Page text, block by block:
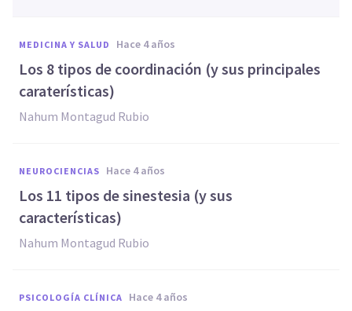
MEDICINA Y SALUD hace 4 años
Los 8 tipos de coordinación (y sus principales
caraterísticas)
Nahum Montagud Rubio
NEUROCIENCIAS hace 4 años
Los 11 tipos de sinestesia (y sus
características)
Nahum Montagud Rubio
PSICOLOGÍA CLÍNICA hace 4 años